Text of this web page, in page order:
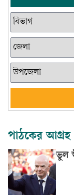
পাঠকের আগ্রহ
ভুল